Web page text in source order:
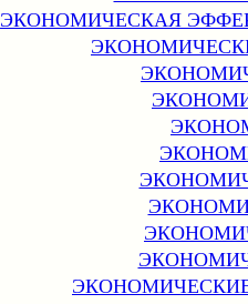
ЭКОНОМИЧЕСКАЯ